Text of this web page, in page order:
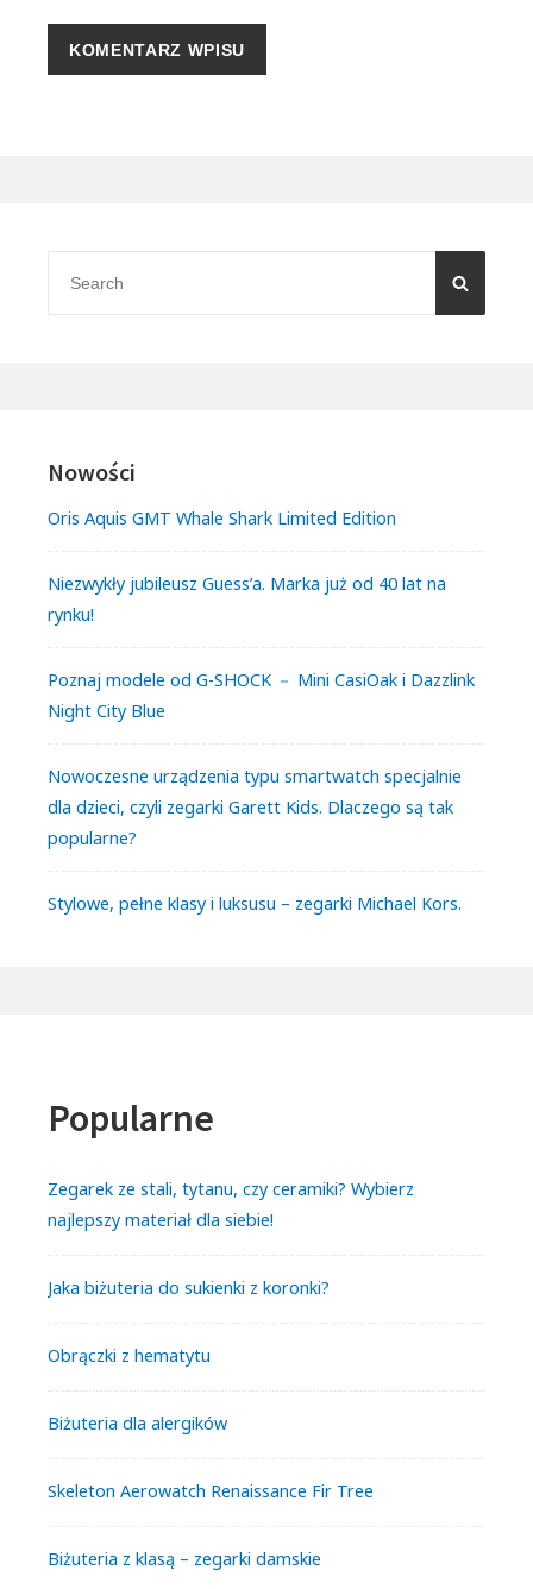
Sidebar
for:
Nowości
Oris Aquis GMT Whale Shark Limited Edition
Niezwykły jubileusz Guess’a. Marka już od 40 lat na
rynku!
Poznaj modele od G-SHOCK － Mini CasiOak i Dazzlink
Night City Blue
Nowoczesne urządzenia typu smartwatch specjalnie
dla dzieci, czyli zegarki Garett Kids. Dlaczego są tak
popularne?
Stylowe, pełne klasy i luksusu – zegarki Michael Kors.
Popularne
Zegarek ze stali, tytanu, czy ceramiki? Wybierz
najlepszy materiał dla siebie!
Jaka biżuteria do sukienki z koronki?
Obrączki z hematytu
Biżuteria dla alergików
Skeleton Aerowatch Renaissance Fir Tree
Biżuteria z klasą – zegarki damskie